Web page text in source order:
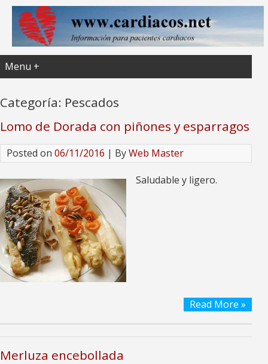
Menu +
Categoría: Pescados
Lomo de Dorada con piñones y esparragos
Posted on 06/11/2016 | ByWeb Master
Saludable y ligero.
Read More »
Merluza encebollada